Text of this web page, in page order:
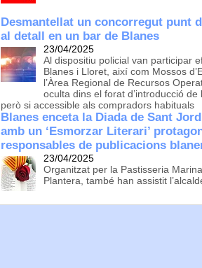
Desmantellat un concorregut punt
al detall en un bar de Blanes
23/04/2025
Al dispositiu policial van participar
Blanes i Lloret, així com Mossos
l’Àrea Regional de Recursos
oculta dins el forat d’introducció
però si accessible als compradors habituals
Blanes enceta la Diada de Sant
amb un ‘Esmorzar Literari’
responsables de publicacions
23/04/2025
Organitzat per la Pastisseria
Plantera, també han assistit